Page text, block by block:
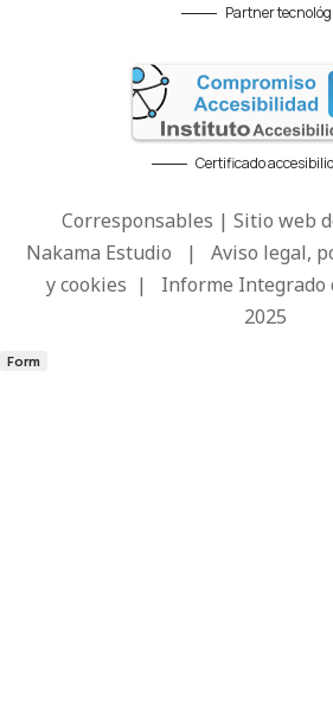
Partner
Certificado
Corresponsables | Sitio web
Nakama Estudio | Aviso legal,
y cookies | Informe Integrado
2025
Form